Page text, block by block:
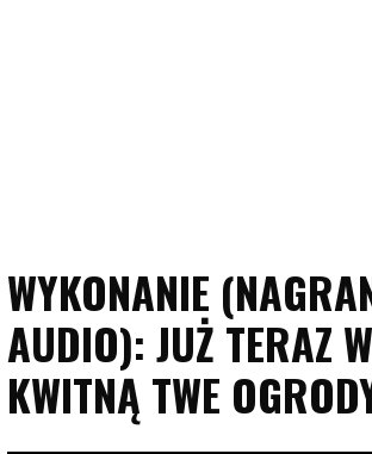
WYKONANIE
AUDIO): JUŻ TERAZ
KWITNĄ TWE